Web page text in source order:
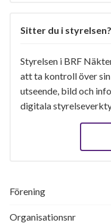
Sitter du i styrelsen?
Styrelsen i BRF
att ta kontroll över
utseende, bild och
digitala
Förening
Organisationsnr